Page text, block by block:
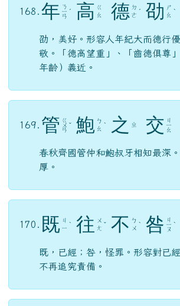
168. 年 ㄋ
ㄧ
ㄢ
ˊ 高 ㄍ
ㄠ
德 ㄉ
ㄜ ˊ 劭 ㄕ
ㄠ ˋ
劭，美好。形容人年紀大而德行
敬。「德高望重」、「齒德俱尊
年齡）義近。
169. 管 ㄍ
ㄨ
ㄢ
ˇ 鮑 ㄅ
ㄠ ˋ 之 ㄓ 交 ㄐ
ㄧ
ㄠ
春秋齊國管仲和鮑叔牙相知最深
厚。
170. 既 ㄐ
ㄧ ˋ 往 ㄨ
ㄤ ˇ 不 ㄅ
ㄨ ˋ 咎 ㄐ
ㄧ
ㄡ
ˋ
既，已經；咎，怪罪。形容對已
不再追究責備。